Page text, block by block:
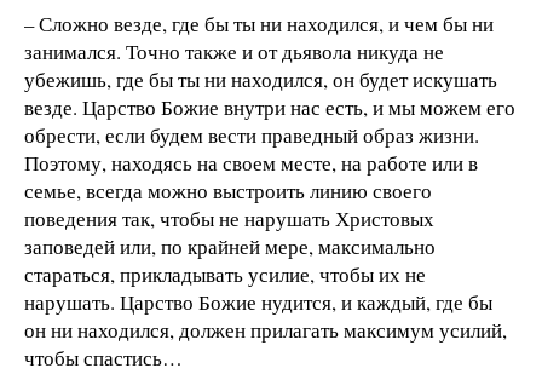
– Сложно везде, где бы ты ни находился, и чем бы ни
занимался. Точно также и от дьявола никуда не
убежишь, где бы ты ни находился, он будет искушать
везде. Царство Божие внутри нас есть, и мы можем его
обрести, если будем вести праведный образ жизни.
Поэтому, находясь на своем месте, на работе или в
семье, всегда можно выстроить линию своего
поведения так, чтобы не нарушать Христовых
заповедей или, по крайней мере, максимально
стараться, прикладывать усилие, чтобы их не
нарушать. Царство Божие нудится, и каждый, где бы
он ни находился, должен прилагать максимум усилий,
чтобы спастись…